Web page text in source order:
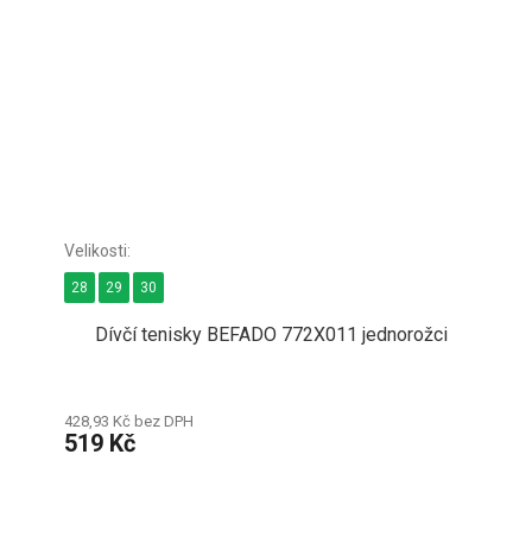
Dívčí tenisky BEFADO 772X011 jednorožci
428,93 Kč bez DPH
519 Kč
28 29 30